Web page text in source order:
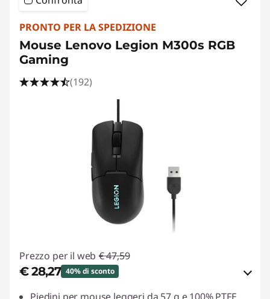
PRONTO PER LA SPEDIZIONE
Mouse Lenovo Legion M300s RGB
Gaming
(192)
Prezzo per il web € 47,59
€ 28,27 40% di sconto
Risparmi eCoupon :-€ 19,32